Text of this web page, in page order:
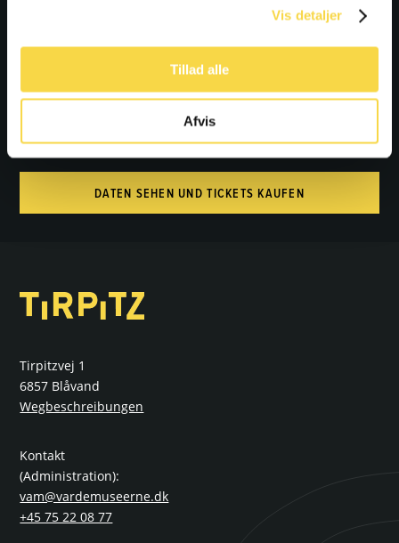
Vis detaljer
Tillad alle
Afvis
Beachten Sie bitte , dass das Mitbringen von Hunden
Sprache:
DATEN SEHEN UND TICKETS KAUFEN
Tirpitzvej 1
6857 Blåvand
Wegbeschreibungen
Kontakt
(Administration):
vam@vardemuseerne.dk
+45 75 22 08 77